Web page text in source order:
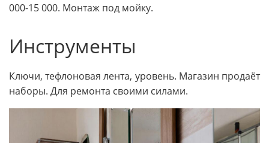
000-15 000. Монтаж под мойку.
Инструменты
Ключи, тефлоновая лента, уровень. Магазин продаёт
наборы. Для ремонта своими силами.